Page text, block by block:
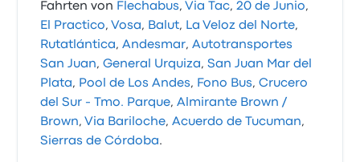
Fahrten von Flechabus, Via Tac,20 de Junio,
El Practico, Vosa, Balut, La Veloz del Norte,
Rutatlántica,Andesmar,Autotransportes
San Juan,General Urquiza,San Juan Mar del
Plata, Pool de Los Andes, Fono Bus,Crucero
del Sur - Tmo. Parque,Almirante Brown /
Brown, Via Bariloche,Acuerdo de Tucuman,
Sierras de Córdoba.